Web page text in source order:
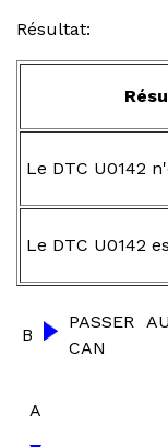
Résultat:
Le DTC U0142
Le DTC U0142
B
PASSER
CAN
A